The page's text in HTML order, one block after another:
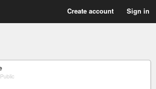
Create account Sign in
Public